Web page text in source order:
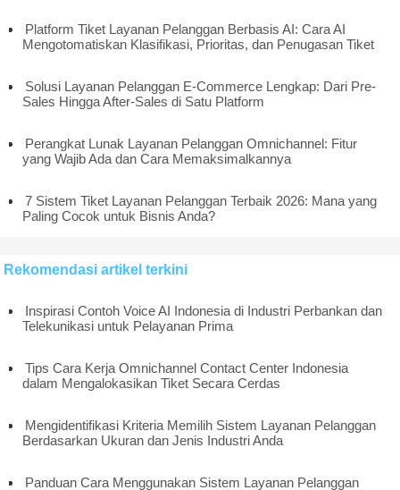
Platform Tiket Layanan Pelanggan Berbasis AI: Cara AI
Mengotomatiskan Klasifikasi, Prioritas, dan Penugasan Tiket
Solusi Layanan Pelanggan E-Commerce Lengkap: Dari Pre-
Sales Hingga After-Sales di Satu Platform
Perangkat Lunak Layanan Pelanggan Omnichannel: Fitur
yang Wajib Ada dan Cara Memaksimalkannya
7 Sistem Tiket Layanan Pelanggan Terbaik 2026: Mana yang
Paling Cocok untuk Bisnis Anda?
Rekomendasi artikel terkini
Inspirasi Contoh Voice AI Indonesia di Industri Perbankan dan
Telekunikasi untuk Pelayanan Prima
Tips Cara Kerja Omnichannel Contact Center Indonesia
dalam Mengalokasikan Tiket Secara Cerdas
Mengidentifikasi Kriteria Memilih Sistem Layanan Pelanggan
Berdasarkan Ukuran dan Jenis Industri Anda
Panduan Cara Menggunakan Sistem Layanan Pelanggan